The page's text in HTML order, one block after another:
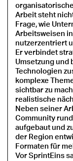
Arbeit steht
Frage, wie
Arbeitsweisen
nutzerzentriert
Er verbindet
Umsetzung und
Technologien
komplexe
sichtbar zu
realistische
Neben seiner
Community
aufgebaut und
der Region
Formaten für
Vor SprintEins